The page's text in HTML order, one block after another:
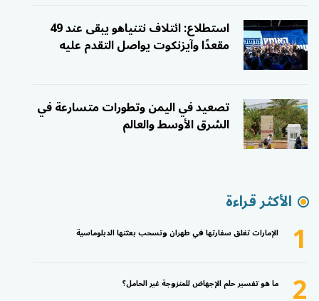
استطلاع: ائتلاف نتنياهو يبقى عند 49
مقعدًا وآيزنكوت يواصل التقدم عليه
تصعيد في اليمن وتطورات متسارعة في
الشرق الأوسط والعالم
الأكثر قراءة
1 الإمارات تغلق سفارتها في طهران وتسحب بعثتها الدبلوماسية
ما هو تفسير حلم الإجهاض للمتزوجة غير الحامل؟